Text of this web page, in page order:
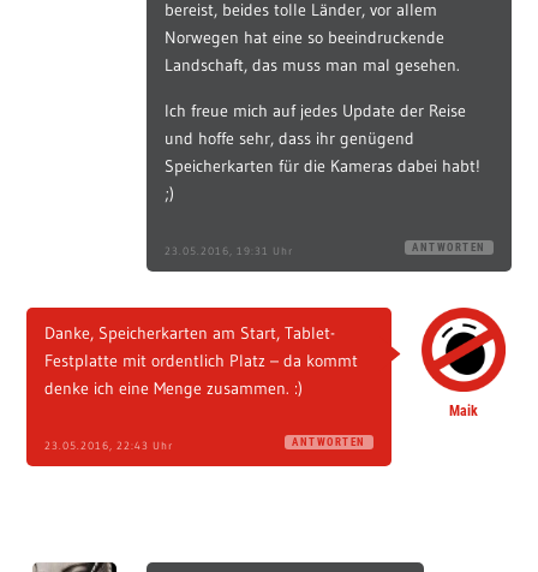
bereist, beides tolle Länder, vor allem
Norwegen hat eine so beeindruckende
Landschaft, das muss man mal gesehen.
Ich freue mich auf jedes Update der Reise
und hoffe sehr, dass ihr genügend
Speicherkarten für die Kameras dabei habt!
;)
23.05.2016, 19:31 Uhr ANTWORTEN
Maik
Danke, Speicherkarten am Start, Tablet-
Festplatte mit ordentlich Platz – da kommt
denke ich eine Menge zusammen. :)
23.05.2016, 22:43 Uhr ANTWORTEN